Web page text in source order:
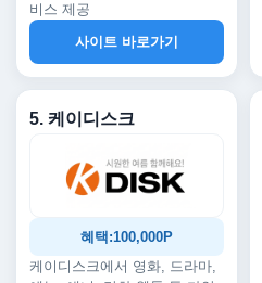
비스 제공
사이트 바로가기
5. 케이디스크
혜택:100,000P
케이디스크에서 영화, 드라마,